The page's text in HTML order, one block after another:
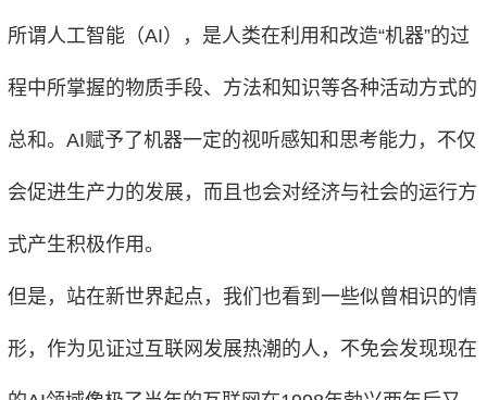
所谓人工智能（AI），是人类在利用和改造“机器”的过
程中所掌握的物质手段、方法和知识等各种活动方式的
总和。AI赋予了机器一定的视听感知和思考能力，不仅
会促进生产力的发展，而且也会对经济与社会的运行方
式产生积极作用。
但是，站在新世界起点，我们也看到一些似曾相识的情
形，作为见证过互联网发展热潮的人，不免会发现现在